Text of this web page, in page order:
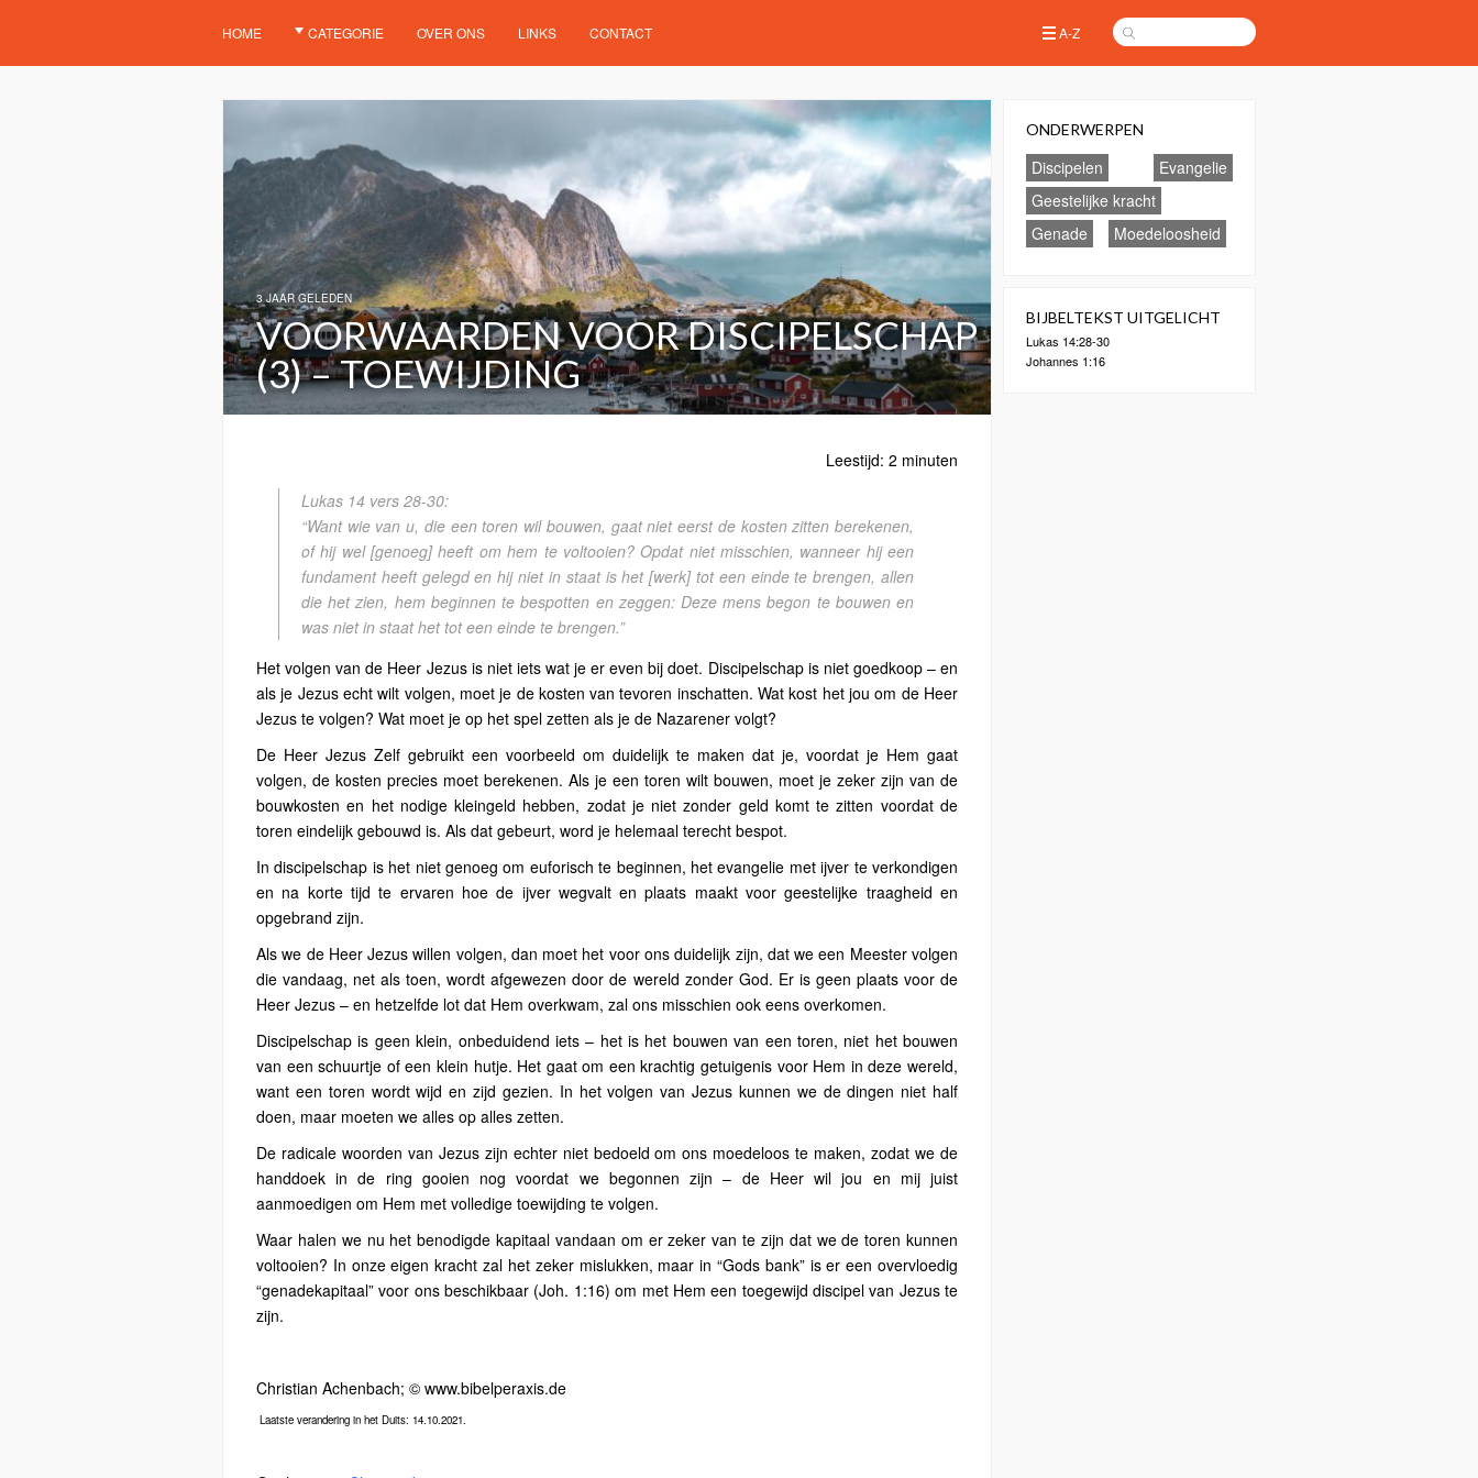
HOME CATEGORIE OVER ONS LINKS CONTACT A-Z
3 JAAR GELEDEN
VOORWAARDEN VOOR DISCIPELSCHAP
(3) – TOEWIJDING
Leestijd: 2 minuten
Lukas 14 vers 28-30:
“Want wie van u, die een toren wil bouwen, gaat niet eerst de kosten zitten berekenen,
of hij wel [genoeg] heeft om hem te voltooien? Opdat niet misschien, wanneer hij een
fundament heeft gelegd en hij niet in staat is het [werk] tot een einde te brengen, allen
die het zien, hem beginnen te bespotten en zeggen: Deze mens begon te bouwen en
was niet in staat het tot een einde te brengen.”
Het volgen van de Heer Jezus is niet iets wat je er even bij doet. Discipelschap is niet goedkoop – en
als je Jezus echt wilt volgen, moet je de kosten van tevoren inschatten. Wat kost het jou om de Heer
Jezus te volgen? Wat moet je op het spel zetten als je de Nazarener volgt?
De Heer Jezus Zelf gebruikt een voorbeeld om duidelijk te maken dat je, voordat je Hem gaat
volgen, de kosten precies moet berekenen. Als je een toren wilt bouwen, moet je zeker zijn van de
bouwkosten en het nodige kleingeld hebben, zodat je niet zonder geld komt te zitten voordat de
toren eindelijk gebouwd is. Als dat gebeurt, word je helemaal terecht bespot.
In discipelschap is het niet genoeg om euforisch te beginnen, het evangelie met ijver te verkondigen
en na korte tijd te ervaren hoe de ijver wegvalt en plaats maakt voor geestelijke traagheid en
opgebrand zijn.
Als we de Heer Jezus willen volgen, dan moet het voor ons duidelijk zijn, dat we een Meester volgen
die vandaag, net als toen, wordt afgewezen door de wereld zonder God. Er is geen plaats voor de
Heer Jezus – en hetzelfde lot dat Hem overkwam, zal ons misschien ook eens overkomen.
Discipelschap is geen klein, onbeduidend iets – het is het bouwen van een toren, niet het bouwen
van een schuurtje of een klein hutje. Het gaat om een krachtig getuigenis voor Hem in deze wereld,
want een toren wordt wijd en zijd gezien. In het volgen van Jezus kunnen we de dingen niet half
doen, maar moeten we alles op alles zetten.
De radicale woorden van Jezus zijn echter niet bedoeld om ons moedeloos te maken, zodat we de
handdoek in de ring gooien nog voordat we begonnen zijn – de Heer wil jou en mij juist
aanmoedigen om Hem met volledige toewijding te volgen.
Waar halen we nu het benodigde kapitaal vandaan om er zeker van te zijn dat we de toren kunnen
voltooien? In onze eigen kracht zal het zeker mislukken, maar in “Gods bank” is er een overvloedig
“genadekapitaal” voor ons beschikbaar (Joh. 1:16) om met Hem een toegewijd discipel van Jezus te
zijn.
Christian Achenbach; © www.bibelperaxis.de
Laatste verandering in het Duits: 14.10.2021.
ONDERWERPEN
Discipelen
Evangelie
Geestelijke kracht
Genade
Moedeloosheid
BIJBELTEKST UITGELICHT
Lukas 14:28-30
Johannes 1:16